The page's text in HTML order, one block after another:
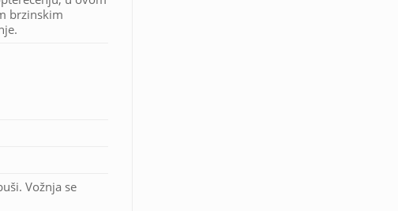
brzinskim
Vožnja se